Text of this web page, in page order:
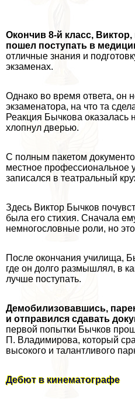
Окончив 8-й класс,
пошел поступать в
отличные знания и
экзаменах.
Однако во время ответа, он
экзаменатора, на что та
Реакция Бычкова оказалась
хлопнул дверью.
С полным пакетом
местное
записался в театральный
Здесь Виктор Бычков
была его стихия. Сначала
немногословные роли, но
После окончания училища,
где он долго размышлял, в
лучше поступать.
Демобилизовавшись,
и отправился сдавать
первой попытки Бычков
П. Владимирова, который
высокого и талантливого
Дебют в кинематографе